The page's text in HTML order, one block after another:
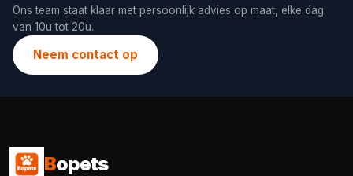
Ons team staat klaar met persoonlijk advies op maat, elke dag
van 10u tot 20u.
Neem contact op
Bopets